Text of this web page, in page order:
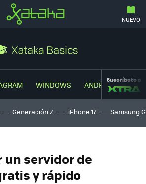
NUEVO
WINDOWS ANDROIDSuscríbete a
Generación Z iPhone 17 Samsung
un servidor de
y rápido